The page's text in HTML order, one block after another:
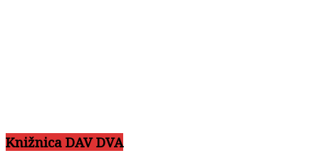
Knižnica DAV DVA